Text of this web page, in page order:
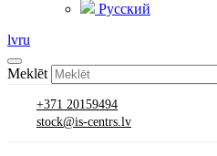
Русский
lvru
Meklēt
+371 20159494
stock@is-centrs.lv